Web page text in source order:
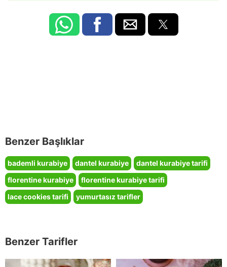
Benzer Başlıklar
bademli kurabiye dantel kurabiye
dantel kurabiye tarifi
florentine kurabiye
florentine kurabiye tarifi
lace cookies tarifi
yumurtasız tarifler
Benzer Tarifler